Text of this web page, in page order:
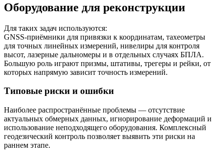
Оборудование для реконструкции
Для таких задач используются:
GNSS-приёмники для привязки к координатам, тахеометры
для точных линейных измерений, нивелиры для контроля
высот, лазерные дальномеры и в отдельных случаях БПЛА.
Большую роль играют призмы, штативы, трегеры и рейки, от
которых напрямую зависит точность измерений.
Типовые риски и ошибки
Наиболее распространённые проблемы — отсутствие
актуальных обмерных данных, игнорирование деформаций и
использование неподходящего оборудования. Комплексный
геодезический контроль позволяет выявить эти риски на
раннем этапе.